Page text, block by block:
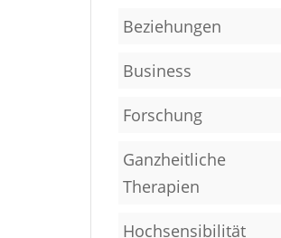
Beziehungen
Business
Forschung
Ganzheitliche
Therapien
Hochsensibilität